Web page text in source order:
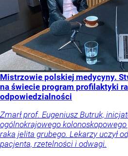
Mistrzowie polskiej medycyny.
na świecie program profilaktyki
odpowiedzialności
Zmarł prof. Eugeniusz Butruk,
ogólnokrajowego
raka jelita grubego. Lekarzy uczył
pacjenta, rzetelności i odwagi.